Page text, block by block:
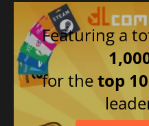
Coreano
Portoghese
brasiliano
Tedesco
Spagnolo
Featuring a
for thetop